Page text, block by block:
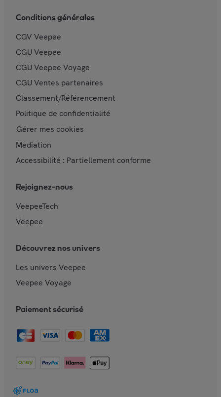
Conditions générales
CGV Veepee
CGU Veepee
CGU Veepee Voyage
CGU Ventes partenaires
Classement/Référencement
Politique de confidentialité
Gérer mes cookies
Mediation
Accessibilité : Partiellement conforme
Rejoignez-nous
VeepeeTech
Veepee
Découvrez nos univers
Les univers Veepee
Veepee Voyage
Paiement sécurisé